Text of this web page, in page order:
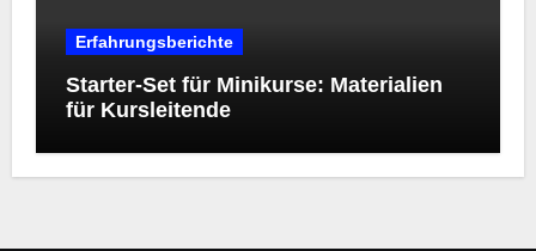
Erfahrungsberichte
Starter‑Set für Minikurse: Materialien
für Kursleitende